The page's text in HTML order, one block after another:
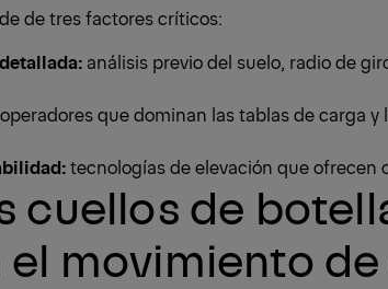
de tres factores críticos:
análisis previo del suelo, radio de
operadores que dominan las tablas de carga y
tecnologías de elevación que ofrecen
cuellos de
el movimiento